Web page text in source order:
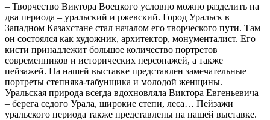
– Творчество Виктора Воецкого условно можно разделить на
два периода – уральский и ржевский. Город Уральск в
Западном Казахстане стал началом его творческого пути. Там
он состоялся как художник, архитектор, монументалист. Его
кисти принадлежит большое количество портретов
современников и исторических персонажей, а также
пейзажей. На нашей выставке представлен замечательные
портреты степняка-табунщика и молодой женщины.
Уральская природа всегда вдохновляла Виктора Евгеньевича
– берега седого Урала, широкие степи, леса… Пейзажи
уральского периода также представлены на нашей выставке.